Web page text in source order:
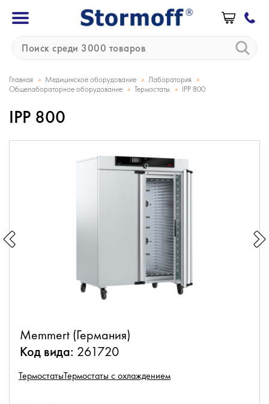
Главная » Медицинское оборудование » Лаборатория »
Общелабораторное оборудование » Термостаты » IPP 800
IPP 800
Memmert (Германия)
Код вида: 261720
ТермостатыТермостаты с охлаждением